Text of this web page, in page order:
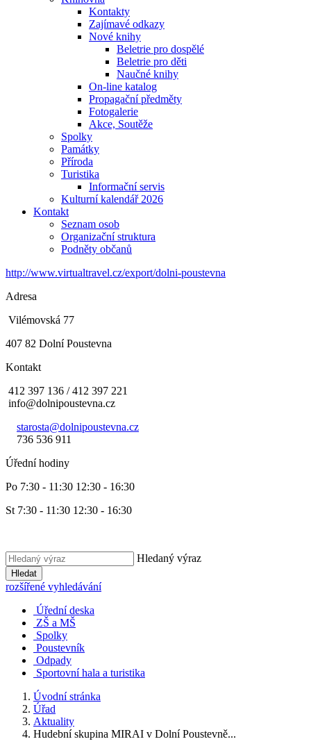
Kontakty
Zajímavé odkazy
Nové knihy
Beletrie pro dospělé
Beletrie pro děti
Naučné knihy
On-line katalog
Propagační předměty
Fotogalerie
Akce, Soutěže
Spolky
Památky
Příroda
Turistika
Informační servis
Kulturní kalendář 2026
Kontakt
Seznam osob
Organizační struktura
Podněty občanů
http://www.virtualtravel.cz/export/dolni-poustevna
Adresa
Vilémovská 77
407 82 Dolní Poustevna
Kontakt
412 397 136 / 412 397 221
info@dolnipoustevna.cz
starosta@dolnipoustevna.cz
736 536 911
Úřední hodiny
Po 7:30 - 11:30 12:30 - 16:30
St 7:30 - 11:30 12:30 - 16:30
Hledaný výraz
Hledat
rozšířené vyhledávání
Úřední deska
ZŠ a MŠ
Spolky
Poustevník
Odpady
Sportovní hala a turistika
Úvodní stránka
Úřad
Aktuality
Hudební skupina MIRAI v Dolní Poustevně...